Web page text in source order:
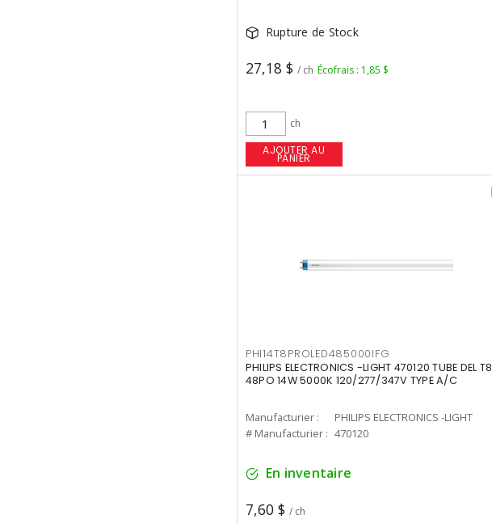
Rupture de Stock
27,18 $ / ch Écofrais : 1,85 $
ch
AJOUTER AU
PANIER
PHI14T8PROLED485000IFG
PHILIPS ELECTRONICS -LIGHT 470120 TUBE DEL T8
48PO 14W 5000K 120/277/347V TYPE A/C
Manufacturier :
PHILIPS ELECTRONICS -LIGHT
# Manufacturier : 470120
En inventaire
7,60 $ / ch